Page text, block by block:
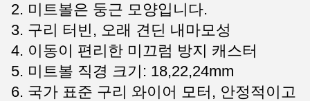
2. 미트볼은 둥근 모양입니다.
3. 구리 터빈, 오래 견딘 내마모성
4. 이동이 편리한 미끄럼 방지 캐스터
5. 미트볼 직경 크기: 18,22,24mm
6. 국가 표준 구리 와이어 모터, 안정적이고